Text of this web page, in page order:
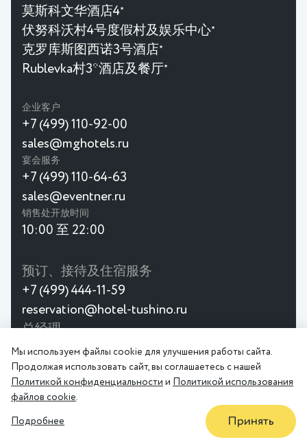
莫斯科文华酒店4★
伏努科沃村4号度假村及娱乐中心★
克罗库斯图西诺3号酒店 ★
Rublevka村3*酒店及餐厅★
企业客户
+7 (499) 110-92-00
sales@mghotels.ru
宴会服务
+7 (499) 110-64-63
sales@eventner.ru
销售处开放时间
10:00 至 22:00
预订、接待及住宿服务
+7 (499) 444-11-59
reservation@hotel-tushino.ru
总经理
gmcrocuss@mghotels.ru
隐私政策 用户协议
Мы используем файлы cookie для улучшения работы сайта.
Продолжая использовать сайт, вы соглашаетесь с нашей
Политикой конфиденциальности и Политикой использования
файлов cookie.
Подробнее Принять
折扣